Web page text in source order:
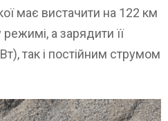
має вистачити на 122 км
а зарядити її
так і постійним струмом